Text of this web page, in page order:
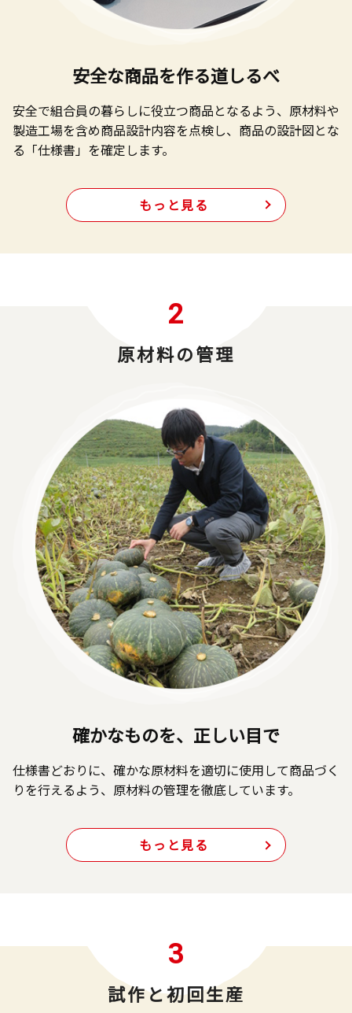
安全な商品を作る道しるべ
安全で組合員の暮らしに役立つ商品となるよう、 原材料や
製造工場を含め商品設計内容を点検し、 商品の設計図とな
る「仕様書」を確定します。
もっと見る
2
原材料の管理
確かなものを、正しい目で
仕様書どおりに、確かな原材料を適切に使用して商品づく
りを行えるよう、原材料の管理を徹底しています。
もっと見る
3
試作と初回生産